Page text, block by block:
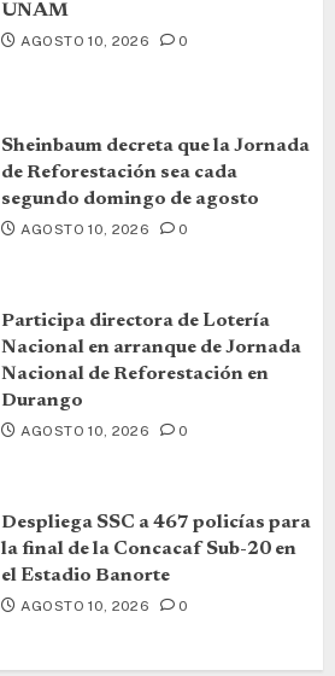
UNAM
AGOSTO 10, 2026 0
Sheinbaum decreta que la Jornada
de Reforestación sea cada
segundo domingo de agosto
AGOSTO 10, 2026 0
Participa directora de Lotería
Nacional en arranque de Jornada
Nacional de Reforestación en
Durango
AGOSTO 10, 2026 0
Despliega SSC a 467 policías para
la final de la Concacaf Sub-20 en
el Estadio Banorte
AGOSTO 10, 2026 0